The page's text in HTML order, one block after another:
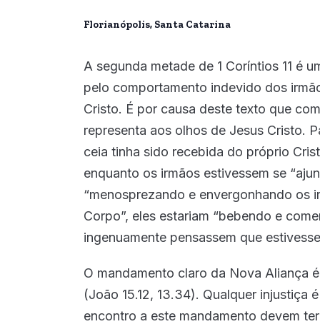
Episode
play
Episode
play
icon
Episode
play
icon
Deus está controlando todas as
Episode
play
A Predestinação que Paulo Ensinou e
MAIS
Florianópolis, Santa Catarina
A segunda metade de 1 Coríntios 11 é
pelo comportamento indevido dos
Cristo. É por causa deste texto que
representa aos olhos de Jesus Cristo.
ceia tinha sido recebida do próprio
enquanto os irmãos estivessem se
“menosprezando e envergonhando os
Corpo”, eles estariam “bebendo e
ingenuamente pensassem que
O mandamento claro da Nova Aliança
(João 15.12, 13.34). Qualquer injustiça
encontro a este mandamento devem